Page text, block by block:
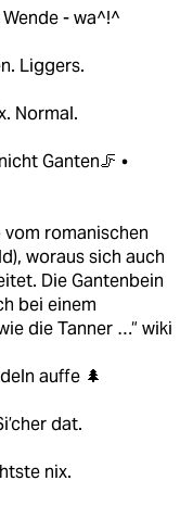
- wa^!^
Liggers.
Normal.
Ganten🦵 •
romanischen
woraus sich auch
Die Gantenbein
bei einem
die Tanner …“ wiki
auffe 🌲
dat.
nix.